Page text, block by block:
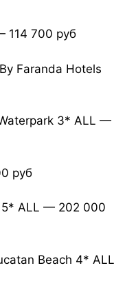
114 700 руб
Faranda Hotels
3* ALL —
руб
5* ALL — 202 000
Beach 4* ALL